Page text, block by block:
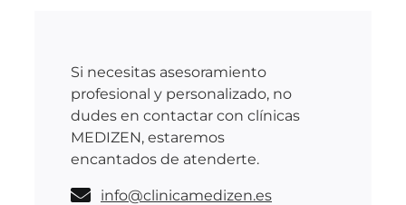
Si necesitas asesoramiento
profesional y personalizado, no
dudes en contactar con clínicas
MEDIZEN, estaremos
encantados de atenderte.
info@clinicamedizen.es